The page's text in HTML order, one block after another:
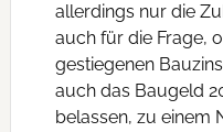
allerdings nur die
auch für die Frage,
gestiegenen
auch das Baugeld
belassen, zu einem